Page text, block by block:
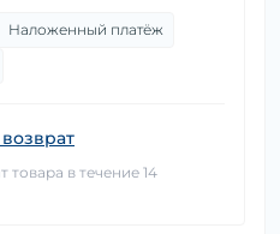
Наложенный платёж
товара в течение 14